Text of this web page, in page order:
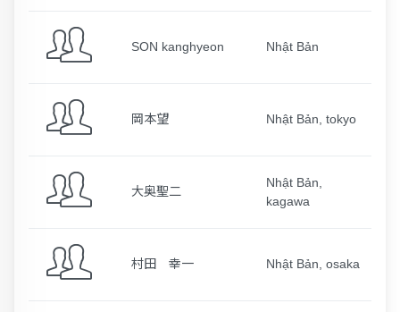
SON kanghyeon Nhật Bản
岡本望 Nhật Bản, tokyo
大奥聖二
Nhật Bản,
kagawa
村田 幸一 Nhật Bản, osaka